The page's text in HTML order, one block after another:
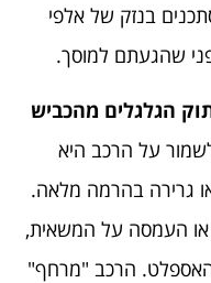
בנזק של אלפי
שהגעתם למוסך.
הגלגלים מהכביש
על הרכב היא
גרירה בהרמה מלאה.
או העמסה על המשאית,
הרכב "מרחף"